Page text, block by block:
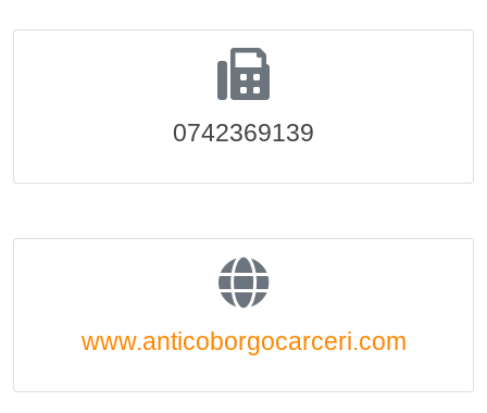
0742369139
www.anticoborgocarceri.com